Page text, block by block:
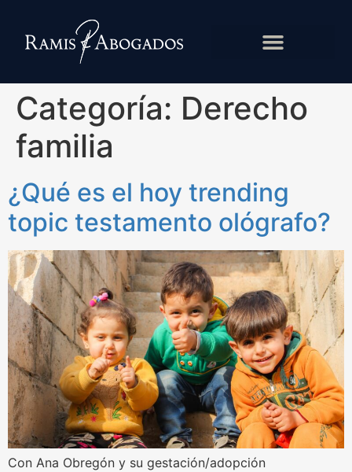
Categoría: Derecho
familia
¿Qué es el hoy trending
topic testamento ológrafo?
Con Ana Obregón y su gestación/adopción